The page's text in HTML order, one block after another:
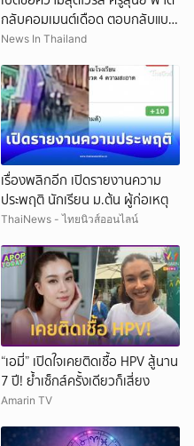
กลับคอมเมนต์เดือด ตอบกลับแบบ
มีชั้นเชิง
News In Thailand
เรื่องพลิกอีก เปิดรายงานความ
ประพฤติ นักเรียน ม.ต้น ผู้ก่อเหตุ
ThaiNews - ไทยนิวส์ออนไลน์
“เอมี่” เปิดใจเคยติดเชื้อ HPV สู้นาน
7 ปี! ย้ำเซ็กส์ครั้งเดียวก็เสี่ยง
Amarin TV